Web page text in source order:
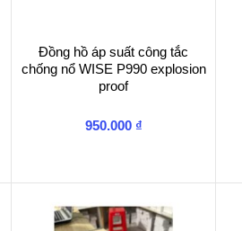
Đồng hồ áp suất công tắc
chống nổ WISE P990 explosion
proof
950.000 ₫